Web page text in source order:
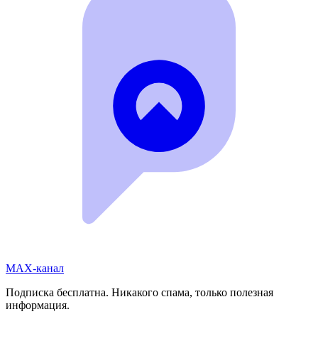
MAX-канал
Подписка бесплатна. Никакого спама, только полезная
информация.